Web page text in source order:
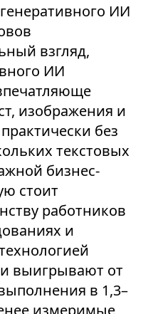
ИИ
взгляд,
ИИ
изображения и
без
текстовых
бизнес-
стоит
работников
и
выигрывают от
в 1,3–
измеримые